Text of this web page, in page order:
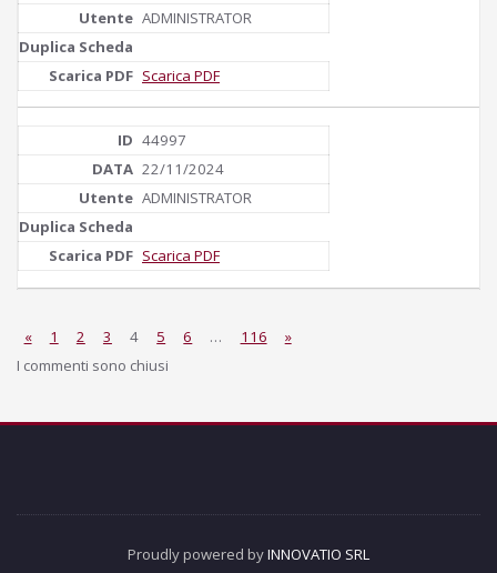
ADMINISTRATOR
Scarica PDF
44997
22/11/2024
ADMINISTRATOR
Scarica PDF
« 1 2 3 4 5 6 … 116
»
I commenti sono chiusi
Proudly powered byINNOVATIO SRL